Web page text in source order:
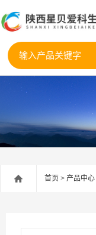
首页 > 产品中心